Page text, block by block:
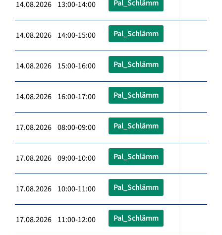
14.08.2026 13:00-14:00 Pal_Schlämm
14.08.2026 14:00-15:00 Pal_Schlämm
14.08.2026 15:00-16:00 Pal_Schlämm
14.08.2026 16:00-17:00 Pal_Schlämm
17.08.2026 08:00-09:00 Pal_Schlämm
17.08.2026 09:00-10:00 Pal_Schlämm
17.08.2026 10:00-11:00 Pal_Schlämm
17.08.2026 11:00-12:00 Pal_Schlämm